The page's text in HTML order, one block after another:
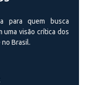
para quem busca
uma visão crí­tica dos
Brasil.